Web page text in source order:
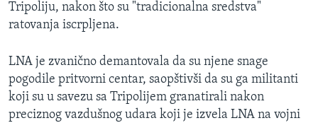
Tripoliju, nakon što su "tradicionalna sredstva"
ratovanja iscrpljena.
LNA je zvanično demantovala da su njene snage
pogodile pritvorni centar, saopštivši da su ga militanti
koji su u savezu sa Tripolijem granatirali nakon
preciznog vazdušnog udara koji je izvela LNA na vojni